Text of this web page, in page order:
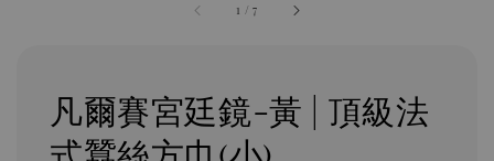
1 /7
凡爾賽宮廷鏡-黃 | 頂級法